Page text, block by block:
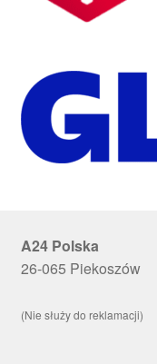
A24 Polska
26-065 Piekoszów
(Nie służy do reklamacji)